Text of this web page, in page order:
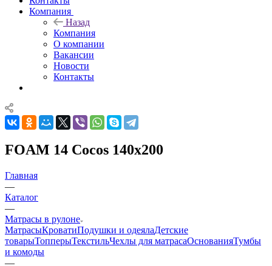
Компания
Назад
Компания
О компании
Вакансии
Новости
Контакты
FOAM 14 Cocos 140x200
Главная
—
Каталог
—
Матрасы в рулоне
МатрасыКроватиПодушки и одеялаДетские
товарыТопперыТекстильЧехлы для матрасаОснованияТумбы
и комоды
—